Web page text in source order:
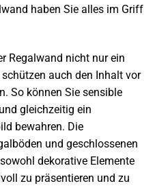
haben Sie alles im Griff
Regalwand nicht nur ein
auch den Inhalt vor
So können Sie sensible
gleichzeitig ein
bewahren. Die
und geschlossenen
dekorative Elemente
zu präsentieren und zu